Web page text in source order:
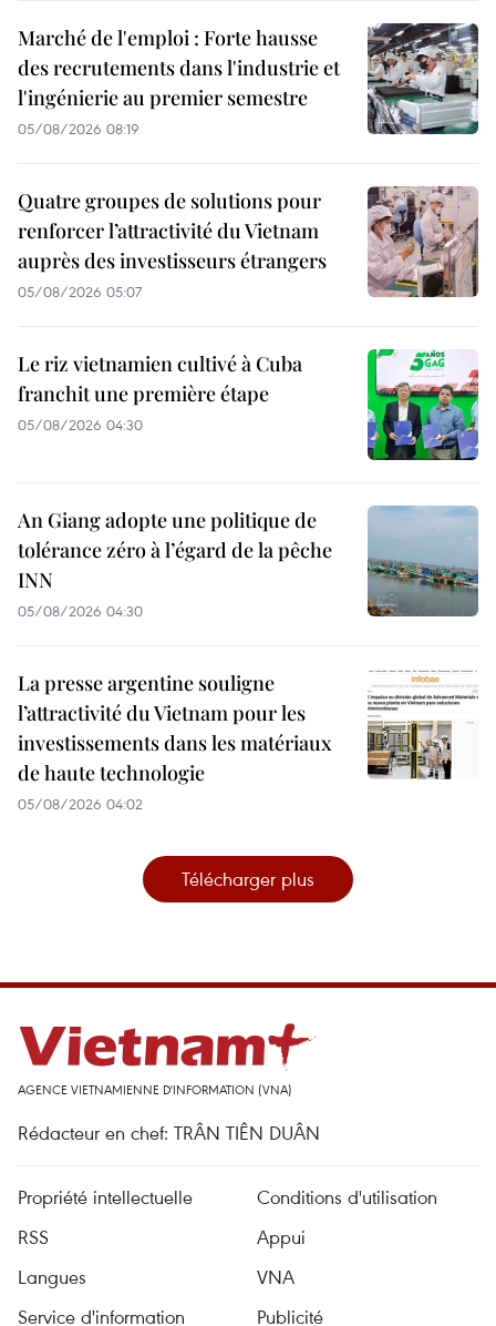
Marché de l'emploi : Forte hausse
des recrutements dans l'industrie et
l'ingénierie au premier semestre
05/08/2026 08:19
Quatre groupes de solutions pour
renforcer l’attractivité du Vietnam
auprès des investisseurs étrangers
05/08/2026 05:07
Le riz vietnamien cultivé à Cuba
franchit une première étape
05/08/2026 04:30
An Giang adopte une politique de
tolérance zéro à l’égard de la pêche
INN
05/08/2026 04:30
La presse argentine souligne
l’attractivité du Vietnam pour les
investissements dans les matériaux
de haute technologie
05/08/2026 04:02
Télécharger plus
AGENCE VIETNAMIENNE D'INFORMATION (VNA)
Rédacteur en chef: TRÂN TIÊN DUÂN
Propriété intellectuelle
Conditions d'utilisation
RSS
Appui
Langues
VNA
Service d'information
Publicité